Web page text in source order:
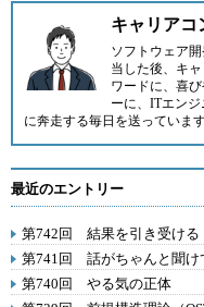
キャリアコ
ソフトウェア
当した後、キ
ワードに、喜
ーに、ITエン
に奔走する毎日を送っています
最近のエントリー
第742回 結果を引き受ける
第741回 話がちゃんと聞け
第740回 やる気の正体